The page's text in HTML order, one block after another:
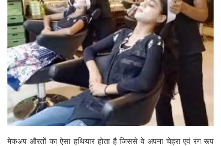
मेकअप औरतों का ऐसा हथियार होता है जिससे वे अपना चेहरा एवं रंग रूप